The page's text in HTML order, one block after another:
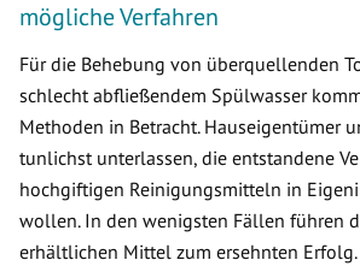
mögliche Verfahren
Für die Behebung von überquellenden
schlecht abfließendem Spülwasser
Methoden in Betracht. Hauseigentümer
tunlichst unterlassen, die entstandene
hochgiftigen Reinigungsmitteln in
wollen. In den wenigsten Fällen führen
erhältlichen Mittel zum ersehnten